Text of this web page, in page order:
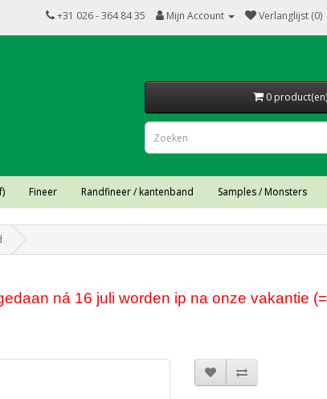
+31 026 - 364 84 35 Mijn Account Verlanglijst (0)
Fineer Randfineer / kantenband Samples / Monsters
ná 16 juli worden ip na onze vakantie